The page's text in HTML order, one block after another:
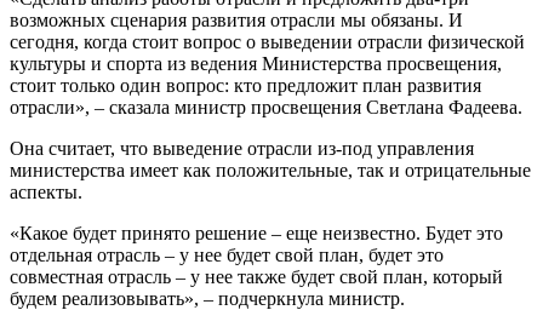
возможных сценария развития отрасли мы обязаны. И
сегодня, когда стоит вопрос о выведении отрасли физической
культуры и спорта из ведения Министерства просвещения,
стоит только один вопрос: кто предложит план развития
отрасли», – сказала министр просвещения Светлана Фадеева.
Она считает, что выведение отрасли из-под управления
министерства имеет как положительные, так и отрицательные
аспекты.
«Какое будет принято решение – еще неизвестно. Будет это
отдельная отрасль – у нее будет свой план, будет это
совместная отрасль – у нее также будет свой план, который
будем реализовывать», – подчеркнула министр.